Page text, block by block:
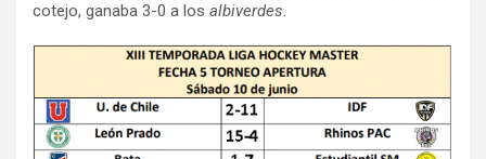
cotejo, ganaba 3-0 a los albiverdes.